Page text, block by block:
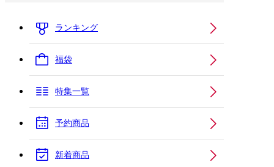
ランキング
福袋
特集一覧
予約商品
新着商品